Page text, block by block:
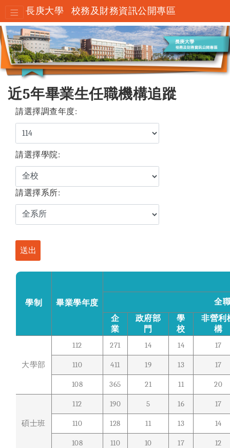
長庚大學 校務及財務資訊公開專區
近5年畢業生任職機構追蹤
請選擇調查年度:
請選擇學院:
請選擇系所:
送出
學制 畢業學年度
全
企
業
政府部
門
學
校
非營利
構
大學部
112 271 14 14 17
110 411 19 13 17
108 365 21 11 20
碩士班
112 190 5 16 17
110 128 11 13 14
108 110 10 17 12